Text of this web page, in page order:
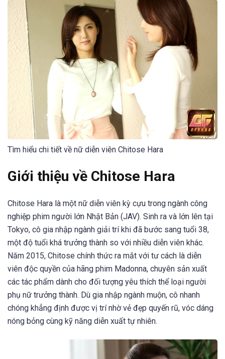
Tìm hiểu chi tiết về nữ diễn viên Chitose Hara
Giới thiệu về Chitose Hara
Chitose Hara là một nữ diễn viên kỳ cựu trong ngành công
nghiệp phim người lớn Nhật Bản (JAV). Sinh ra và lớn lên tại
Tokyo, cô gia nhập ngành giải trí khi đã bước sang tuổi 38,
một độ tuổi khá trưởng thành so với nhiều diễn viên khác.
Năm 2015, Chitose chính thức ra mắt với tư cách là diễn
viên độc quyền của hãng phim Madonna, chuyên sản xuất
các tác phẩm dành cho đối tượng yêu thích thể loại người
phụ nữ trưởng thành. Dù gia nhập ngành muộn, cô nhanh
chóng khẳng định được vị trí nhờ vẻ đẹp quyến rũ, vóc dáng
nóng bỏng cùng kỹ năng diễn xuất tự nhiên.